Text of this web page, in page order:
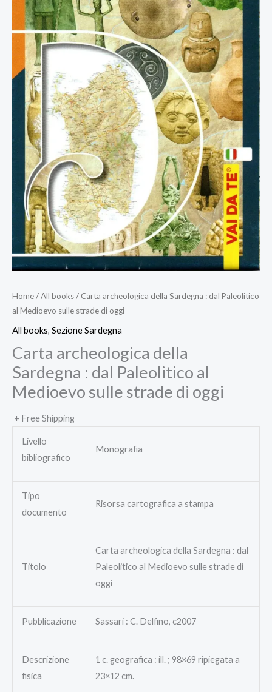
Home/All books/ Carta archeologica della Sardegna : dal Paleolitico
al Medioevo sulle strade di oggi
All books, Sezione Sardegna
Carta archeologica della
Sardegna : dal Paleolitico al
Medioevo sulle strade di oggi
+ Free Shipping
Livello
bibliografico
Monografia
Tipo
documento
Risorsa cartografica a stampa
Titolo
Carta archeologica della Sardegna : dal
Paleolitico al Medioevo sulle strade di
oggi
Pubblicazione Sassari : C. Delfino, c2007
Descrizione
fisica
1 c. geografica : ill. ; 98×69 ripiegata a
23×12 cm.